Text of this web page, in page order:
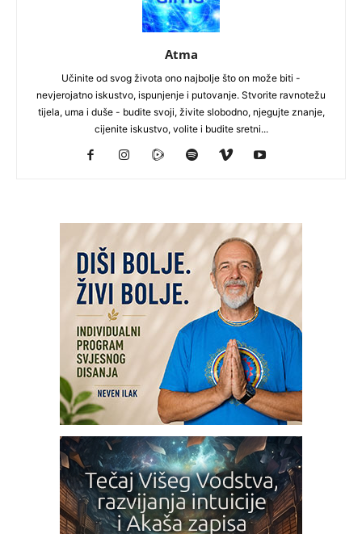
Atma
Učinite od svog života ono najbolje što on može biti -
nevjerojatno iskustvo, ispunjenje i putovanje. Stvorite ravnotežu
tijela, uma i duše - budite svoji, živite slobodno, njegujte znanje,
cijenite iskustvo, volite i budite sretni...